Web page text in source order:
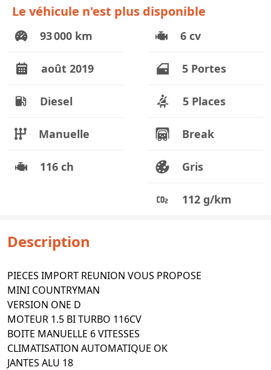
Le véhicule n'est plus disponible
93 000 km
août 2019
Diesel
Manuelle
116 ch
6 cv
5 Portes
5 Places
Break
Gris
112 g/km
Description
PIECES IMPORT REUNION VOUS PROPOSE
MINI COUNTRYMAN
VERSION ONE D
MOTEUR 1.5 BI TURBO 116CV
BOITE MANUELLE 6 VITESSES
CLIMATISATION AUTOMATIQUE OK
JANTES ALU 18